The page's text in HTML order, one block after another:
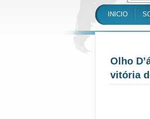
INICIO
Olho
vitória